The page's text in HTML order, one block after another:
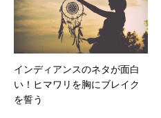
インディアンスのネタが面白
い！ヒマワリを胸にブレイク
を誓う